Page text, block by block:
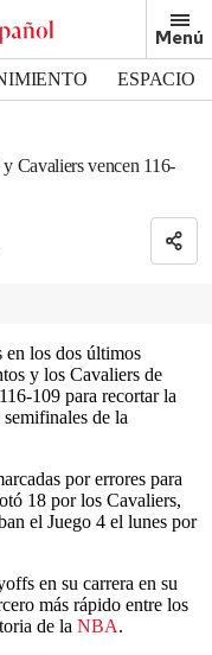
Menú
ESPACIO
Cavaliers vencen 116-
en los dos últimos
y los Cavaliers de
109 para recortar la
de la
por errores para
18 por los Cavaliers,
el Juego 4 el lunes por
en su carrera en su
más rápido entre los
de la NBA.